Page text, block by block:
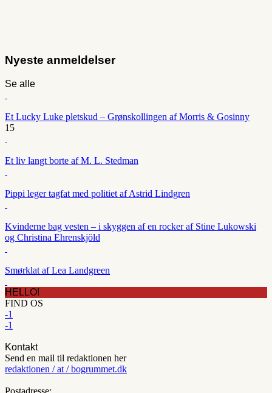
Nyeste anmeldelser
Se alle
Et Lucky Luke pletskud – Grønskollingen af Morris & Gosinny
15
Et liv langt borte af M. L. Stedman
Pippi leger tagfat med politiet af Astrid Lindgren
Kvinderne bag vesten – i skyggen af en rocker af Stine Lukowski
og Christina Ehrenskjöld
Smørklat af Lea Landgreen
HELLO!
FIND OS
-1
-1
Kontakt
Send en mail til redaktionen her
redaktionen / at / bogrummet.dk
Postadresse: